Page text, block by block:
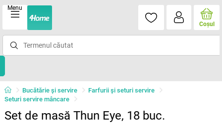
Menu
Coşul
Bucătărie și servire
Farfurii şi seturi servire
Seturi servire mâncare
Set de masă Thun Eye, 18 buc.